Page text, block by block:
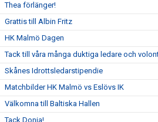
Thea förlänger!
Grattis till Albin Fritz
HK Malmö Dagen
Tack till våra många duktiga ledare och
Skånes Idrottsledarstipendie
Matchbilder HK Malmö vs Eslövs IK
Välkomna till Baltiska Hallen
Tack Donia!